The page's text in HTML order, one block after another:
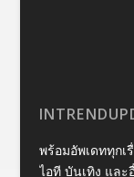
พร้อมอัพเดททุกเ
ไอที บันเทิง และ